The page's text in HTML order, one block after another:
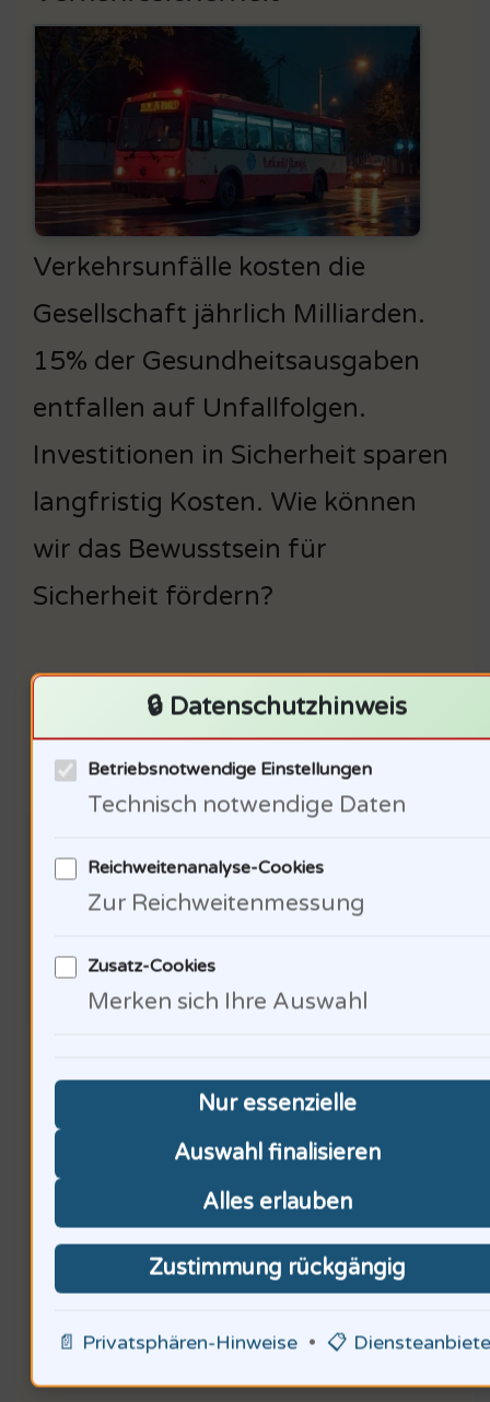
Verkehrsunfälle kosten die
Gesellschaft jährlich Milliarden.
15% der Gesundheitsausgaben
entfallen auf Unfallfolgen.
Investitionen in Sicherheit sparen
langfristig Kosten. Wie können
wir das Bewusstsein für
Sicherheit fördern?
Die Rolle von Musikern für
Aufklärung
Aufklärung beitragen können.
Musik hat die Kraft, Emotionen
zu wecken und Bewusstsein zu
schaffen. Wir sollten unsere
Stimmen nutzen, um für
Sicherheit zu plädieren.
🔒 Datenschutzhinweis
Betriebsnotwendige Einstellungen
Technisch notwendige Daten
Reichweitenanalyse-Cookies
Zur Reichweitenmessung
Zusatz-Cookies
Merken sich Ihre Auswahl
Nur essenzielle
Auswahl finalisieren
Alles erlauben
Zustimmung rückgängig
📄 Privatsphären-Hinweise• 📋